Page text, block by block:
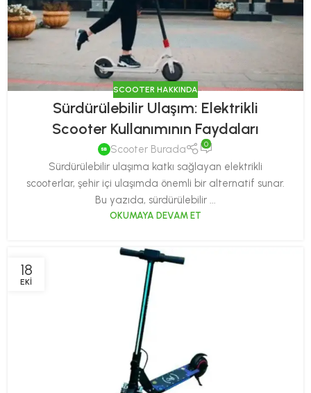
SCOOTER HAKKINDA
Sürdürülebilir Ulaşım: Elektrikli
Scooter Kullanımının Faydaları
Scooter Burada 0
Sürdürülebilir ulaşıma katkı sağlayan elektrikli
scooterlar, şehir içi ulaşımda önemli bir alternatif sunar.
Bu yazıda, sürdürülebilir ...
OKUMAYA DEVAM ET
18
EKI